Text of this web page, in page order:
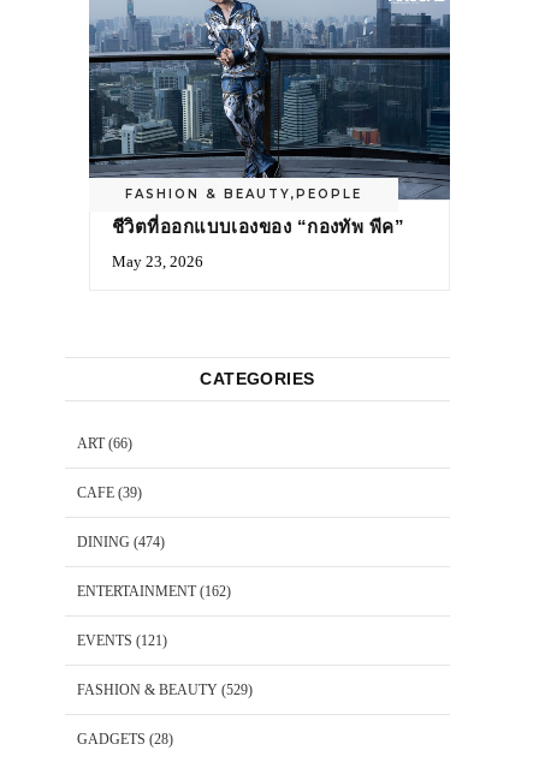
FASHION & BEAUTY,PEOPLE
ชีวิตที่ออกแบบเองของ “กองทัพ พีค”
May 23, 2026
CATEGORIES
ART(66)
CAFE (39)
DINING (474)
ENTERTAINMENT(162)
EVENTS (121)
FASHION & BEAUTY (529)
GADGETS (28)